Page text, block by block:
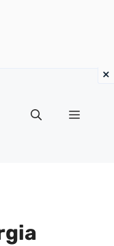
Menu